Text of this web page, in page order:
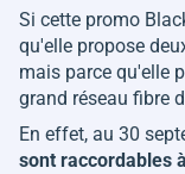
Si cette promo
qu'elle propose
mais parce qu'elle
grand réseau fibre
En effet, au 30
sont raccordables